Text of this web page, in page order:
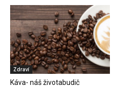
Zdraví
Káva- náš životabudič